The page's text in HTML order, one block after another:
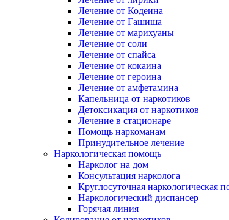
Лечение от Кодеина
Лечение от Гашиша
Лечение от марихуаны
Лечение от соли
Лечение от спайса
Лечение от кокаина
Лечение от героина
Лечение от амфетамина
Капельница от наркотиков
Детоксикация от наркотиков
Лечение в стационаре
Помощь наркоманам
Принудительное лечение
Наркологическая помощь
Нарколог на дом
Консультация нарколога
Круглосуточная наркологическая
Наркологический диспансер
Горячая линия